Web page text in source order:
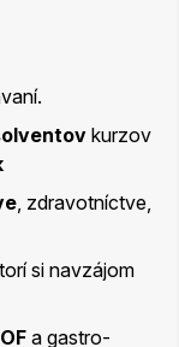
kurzov
, zdravotníctve,
si navzájom
a gastro-